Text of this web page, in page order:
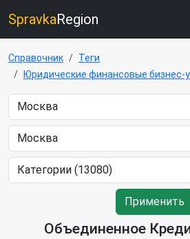
SpravkaRegion
Справочник
Теги
Юридические финансовые бизнес-
Применить
Объединенное